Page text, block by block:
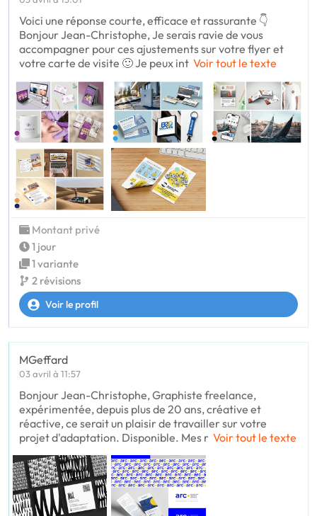
Voici une réponse courte, efficace et rassurante 👇
Bonjour Jean-Christophe, Je serais ravie de vous
accompagner pour ces ajustements sur votre flyer et
votre carte de visite 🙂 Je peux int Voir tout le texte
Montant privé
1 jour
1 variante
2 révisions
Voir le profil
MGeffard
03 avril à 11:57
Bonjour Jean-Christophe, Graphiste freelance,
expérimentée, depuis plus de 20 ans, créative et
réactive, ce serait un plaisir de travailler sur votre
projet d'adaptation. Disponible. Mes r Voir tout le texte